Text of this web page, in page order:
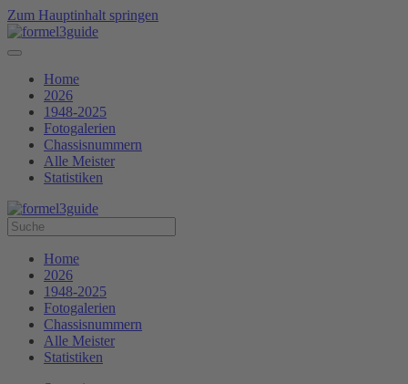
Zum Hauptinhalt springen
Home
2026
1948-2025
Fotogalerien
Chassisnummern
Alle Meister
Statistiken
Home
2026
1948-2025
Fotogalerien
Chassisnummern
Alle Meister
Statistiken